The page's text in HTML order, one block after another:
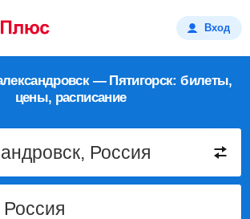
Вход
— Пятигорск: билеты,
цены, расписание